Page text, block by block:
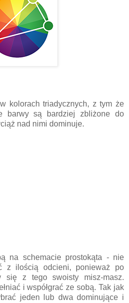
kolorach triadycznych, z tym że
barwy są bardziej zbliżone do
nad nimi dominuje.
na schemacie prostokąta - nie
z ilością odcieni, ponieważ po
się z tego swoisty misz-masz.
i współgrać ze sobą. Tak jak
jeden lub dwa dominujące i